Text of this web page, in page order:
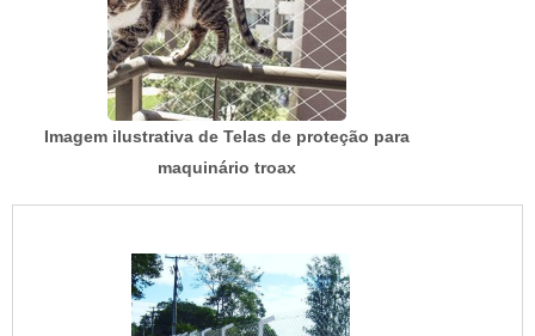
Imagem ilustrativa de Telas de proteção para
maquinário troax